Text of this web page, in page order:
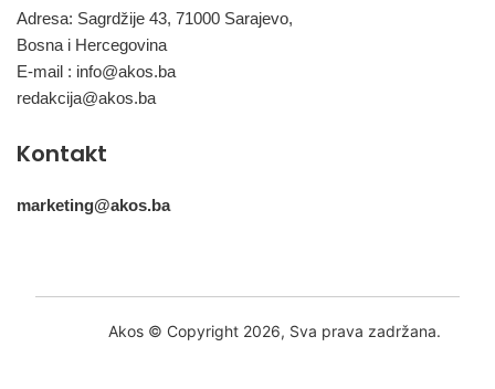
Adresa: Sagrdžije 43, 71000 Sarajevo,
Bosna i Hercegovina
E-mail : info@akos.ba
redakcija@akos.ba
Kontakt
marketing@akos.ba
Akos © Copyright 2026, Sva prava zadržana.